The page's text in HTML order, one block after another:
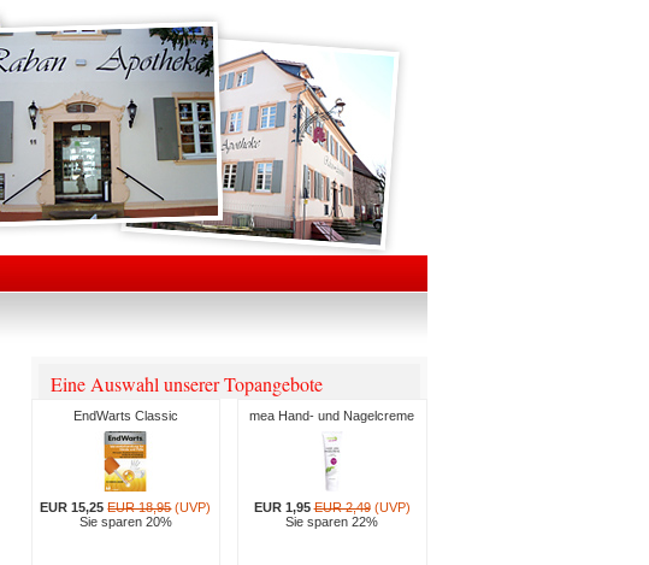
Eine Auswahl unserer Topangebote
EndWarts Classic
EUR 15,25 EUR 18,95(UVP)
Sie sparen 20%
mea Hand- und Nagelcreme
EUR 1,95 EUR 2,49(UVP)
Sie sparen 22%